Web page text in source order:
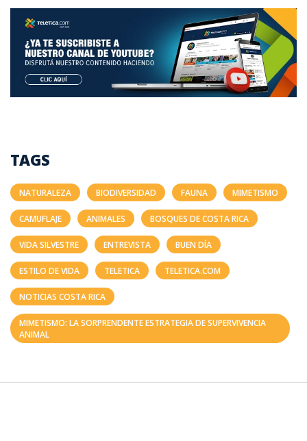
TAGS
NATURALEZA BIODIVERSIDAD FAUNA MIMETISMO
CAMUFLAJE ANIMALES BOSQUES DE COSTA RICA
VIDA SILVESTRE ENTREVISTA BUEN DÍA
ESTILO DE VIDA TELETICA TELETICA.COM
NOTICIAS COSTA RICA
MIMETISMO: LA SORPRENDENTE ESTRATEGIA DE SUPERVIVENCIA
ANIMAL